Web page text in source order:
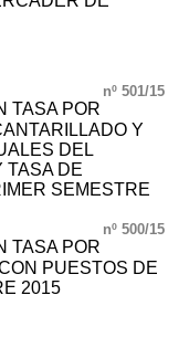
nº 501/15
TASA POR
Y
DEL
TASA DE
SEMESTRE
nº 500/15
TASA POR
PUESTOS DE
2015